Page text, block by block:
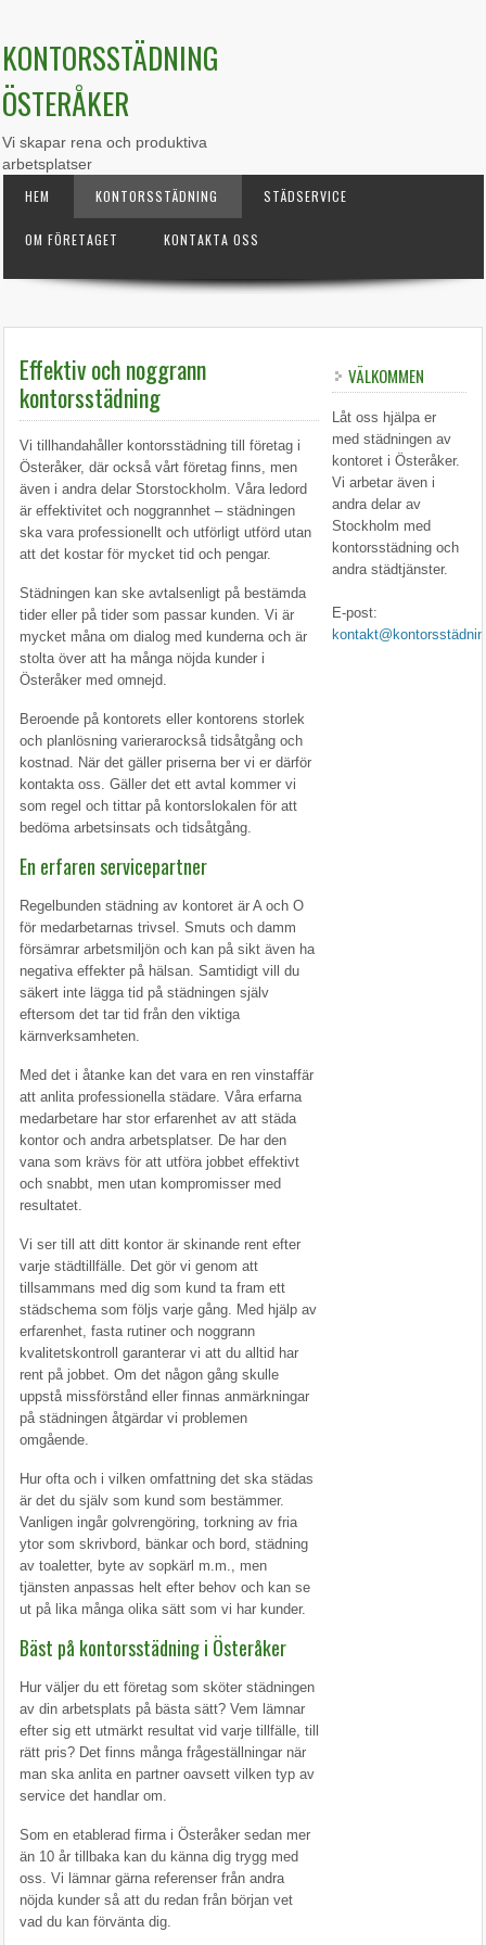
KONTORSSTÄDNING
ÖSTERÅKER
Vi skapar rena och produktiva
arbetsplatser
HEM KONTORSSTÄDNING STÄDSERVICE
OM FÖRETAGET KONTAKTA OSS
Effektiv och noggrann
kontorsstädning
Vi tillhandahåller kontorsstädning till företag i
Österåker, där också vårt företag finns, men
även i andra delar Storstockholm. Våra ledord
är effektivitet och noggrannhet – städningen
ska vara professionellt och utförligt utförd utan
att det kostar för mycket tid och pengar.
Städningen kan ske avtalsenligt på bestämda
tider eller på tider som passar kunden. Vi är
mycket måna om dialog med kunderna och är
stolta över att ha många nöjda kunder i
Österåker med omnejd.
Beroende på kontorets eller kontorens storlek
och planlösning varierarockså tidsåtgång och
kostnad. När det gäller priserna ber vi er därför
kontakta oss. Gäller det ett avtal kommer vi
som regel och tittar på kontorslokalen för att
bedöma arbetsinsats och tidsåtgång.
En erfaren servicepartner
Regelbunden städning av kontoret är A och O
för medarbetarnas trivsel. Smuts och damm
försämrar arbetsmiljön och kan på sikt även ha
negativa effekter på hälsan. Samtidigt vill du
säkert inte lägga tid på städningen själv
eftersom det tar tid från den viktiga
kärnverksamheten.
Med det i åtanke kan det vara en ren vinstaffär
att anlita professionella städare. Våra erfarna
medarbetare har stor erfarenhet av att städa
kontor och andra arbetsplatser. De har den
vana som krävs för att utföra jobbet effektivt
och snabbt, men utan kompromisser med
resultatet.
Vi ser till att ditt kontor är skinande rent efter
varje städtillfälle. Det gör vi genom att
tillsammans med dig som kund ta fram ett
städschema som följs varje gång. Med hjälp av
erfarenhet, fasta rutiner och noggrann
kvalitetskontroll garanterar vi att du alltid har
rent på jobbet. Om det någon gång skulle
uppstå missförstånd eller finnas anmärkningar
på städningen åtgärdar vi problemen
omgående.
Hur ofta och i vilken omfattning det ska städas
är det du själv som kund som bestämmer.
Vanligen ingår golvrengöring, torkning av fria
ytor som skrivbord, bänkar och bord, städning
av toaletter, byte av sopkärl m.m., men
tjänsten anpassas helt efter behov och kan se
ut på lika många olika sätt som vi har kunder.
Bäst på kontorsstädning i Österåker
Hur väljer du ett företag som sköter städningen
av din arbetsplats på bästa sätt? Vem lämnar
efter sig ett utmärkt resultat vid varje tillfälle, till
rätt pris? Det finns många frågeställningar när
man ska anlita en partner oavsett vilken typ av
service det handlar om.
Som en etablerad firma i Österåker sedan mer
än 10 år tillbaka kan du känna dig trygg med
oss. Vi lämnar gärna referenser från andra
nöjda kunder så att du redan från början vet
vad du kan förvänta dig.
VÄLKOMMEN
Låt oss hjälpa er
med städningen av
kontoret i Österåker.
Vi arbetar även i
andra delar av
Stockholm med
kontorsstädning och
andra städtjänster.
E-post: